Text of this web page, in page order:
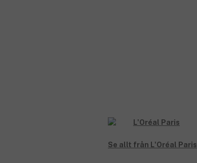
Se allt från L'Oréal Paris